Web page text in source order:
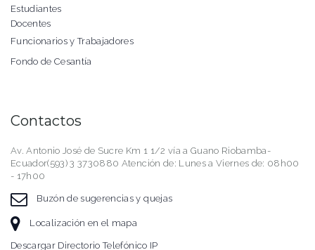
Estudiantes
Docentes
Funcionarios y Trabajadores
Fondo de Cesantía
Contactos
Av. Antonio José de Sucre Km 1 1/2 vía a Guano Riobamba-
Ecuador(593) 3 3730880 Atención de: Lunes a Viernes de: 08h00
- 17h00
Buzón de sugerencias y quejas
Localización en el mapa
Descargar Directorio Telefónico IP